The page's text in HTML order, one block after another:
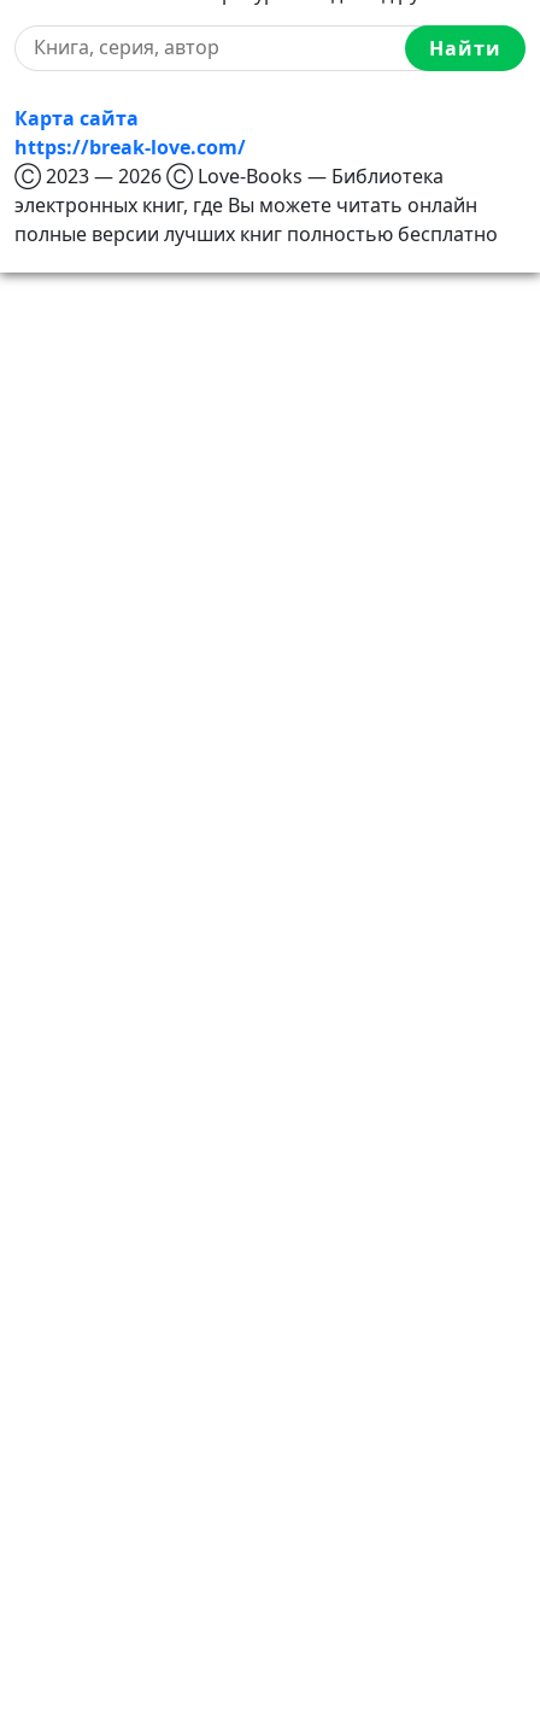
Найти
Карта сайта
https://break-love.com/
Ⓒ 2023 — 2026 Ⓒ Love-Books — Библиотека
электронных книг, где Вы можете читать онлайн
полные версии лучших книг полностью бесплатно